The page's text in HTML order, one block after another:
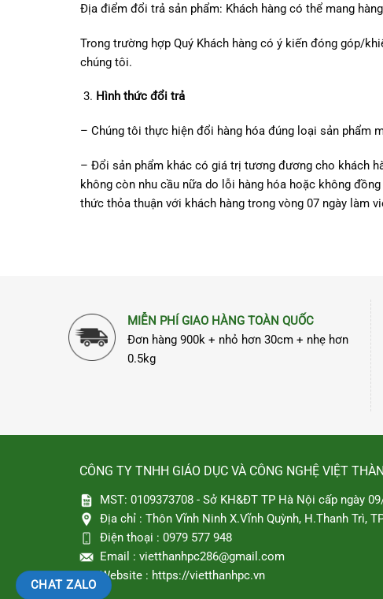
Địa điểm đổi trả sản phẩm: Khách hàng có thể mang
Trong trường hợp Quý Khách hàng có ý kiến đóng góp/
chúng tôi.
Hình thức đổi trả
– Chúng tôi thực hiện đổi hàng hóa đúng loại sản phẩm
– Đổi sản phẩm khác có giá trị tương đương cho khách
không còn nhu cầu nữa do lỗi hàng hóa hoặc không
thức thỏa thuận với khách hàng trong vòng 07 ngày làm
MIỄN PHÍ GIAO HÀNG TOÀN QUỐC
Đơn hàng 900k + nhỏ hơn 30cm + nhẹ hơn
0.5kg
CÔNG TY TNHH GIÁO DỤC VÀ CÔNG NGHỆ VIỆT
MST: 0109373708 - Sở KH&ĐT TP Hà Nội cấp ngày
Địa chỉ : Thôn Vĩnh Ninh X.Vĩnh Quỳnh, H.Thanh Trì,
Điện thoại : 0979 577 948
Email : vietthanhpc286@gmail.com
Website : https://vietthanhpc.vn
CHAT ZALO